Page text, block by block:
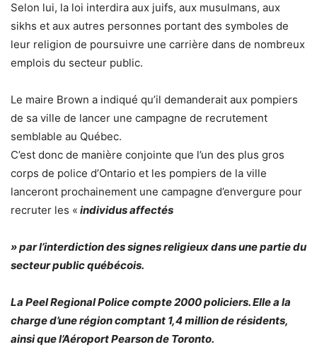
Selon lui, la loi interdira aux juifs, aux musulmans, aux
sikhs et aux autres personnes portant des symboles de
leur religion de poursuivre une carrière dans de nombreux
emplois du secteur public.
Le maire Brown a indiqué qu’il demanderait aux pompiers
de sa ville de lancer une campagne de recrutement
semblable au Québec.
C’est donc de manière conjointe que l’un des plus gros
corps de police d’Ontario et les pompiers de la ville
lanceront prochainement une campagne d’envergure pour
recruter les « individus affectés
» par l’interdiction des signes religieux dans une partie du
secteur public québécois.
La Peel Regional Police compte 2000 policiers. Elle a la
charge d’une région comptant 1,4 million de résidents,
ainsi que l’Aéroport Pearson de Toronto.